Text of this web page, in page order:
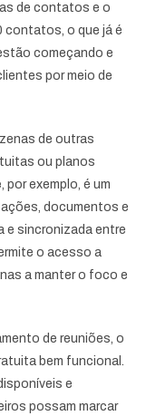
de contatos e o
contatos, o que já é
começando e
por meio de
de outras
ou planos
, por exemplo, é um
documentos e
e sincronizada entre
o acesso a
a manter o foco e
de reuniões, o
bem funcional.
e
possam marcar